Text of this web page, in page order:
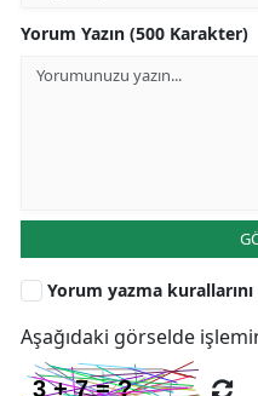
Yorum Yazın (500 Karakter)
Yorum yazma kurallarını
Aşağıdaki görselde